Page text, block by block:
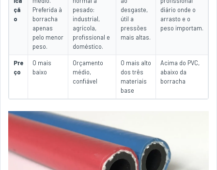
çã
o
Preferida à
borracha
apenas
pelo menor
peso.
pesado:
industrial,
agrícola,
profissional e
doméstico.
desgaste,
útil a
pressões
mais altas.
diário onde o
arrasto e o
peso importam.
Pre
ço
O mais
baixo
Orçamento
médio,
confiável
O mais alto
dos três
materiais
base
Acima do PVC,
abaixo da
borracha